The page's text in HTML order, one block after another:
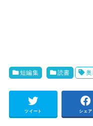
短編集 読書
ツイート シェア